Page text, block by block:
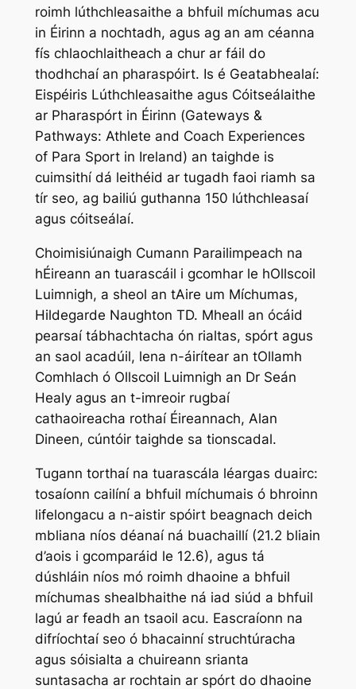
roimh lúthchleasaithe a bhfuil míchumas acu
in Éirinn a nochtadh, agus ag an am céanna
fís chlaochlaitheach a chur ar fáil do
thodhchaí an pharaspóirt. Is é Geatabhealaí:
Eispéiris Lúthchleasaithe agus Cóitseálaithe
ar Pharaspórt in Éirinn (Gateways &
Pathways: Athlete and Coach Experiences
of Para Sport in Ireland) an taighde is
cuimsithí dá leithéid ar tugadh faoi riamh sa
tír seo, ag bailiú guthanna 150 lúthchleasaí
agus cóitseálaí.
Choimisiúnaigh Cumann Parailimpeach na
hÉireann an tuarascáil i gcomhar le hOllscoil
Luimnigh, a sheol an tAire um Míchumas,
Hildegarde Naughton TD. Mheall an ócáid
pearsaí tábhachtacha ón rialtas, spórt agus
an saol acadúil, lena n-áirítear an tOllamh
Comhlach ó Ollscoil Luimnigh an Dr Seán
Healy agus an t-imreoir rugbaí
cathaoireacha rothaí Éireannach, Alan
Dineen, cúntóir taighde sa tionscadal.
Tugann torthaí na tuarascála léargas duairc:
tosaíonn cailíní a bhfuil míchumais ó bhroinn
lifelongacu a n-aistir spóirt beagnach deich
mbliana níos déanaí ná buachaillí (21.2 bliain
d’aois i gcomparáid le 12.6), agus tá
dúshláin níos mó roimh dhaoine a bhfuil
míchumas shealbhaithe ná iad siúd a bhfuil
lagú ar feadh an tsaoil acu. Eascraíonn na
difríochtaí seo ó bhacainní struchtúracha
agus sóisialta a chuireann srianta
suntasacha ar rochtain ar spórt do dhaoine